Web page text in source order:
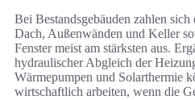
Bei Bestandsgebäuden zahlen
Dach, Außenwänden und Keller
Fenster meist am stärksten aus.
hydraulischer Abgleich der
Wärmepumpen und Solarthermie
wirtschaftlich arbeiten, wenn die